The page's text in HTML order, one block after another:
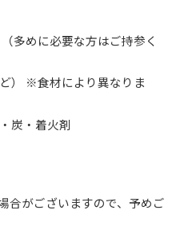
多めに必要な方はご持参く
） ※食材により異なりま
炭・着火剤
合がございますので、予めご